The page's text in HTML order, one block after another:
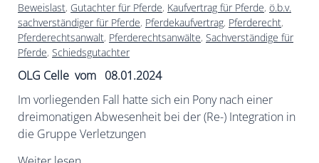
Beweislast, Gutachter für Pferde, Kaufvertrag für Pferde, ö.b.v.
sachverständiger für Pferde, Pferdekaufvertrag, Pferderecht,
Pferderechtsanwalt, Pferderechtsanwälte, Sachverständige für
Pferde, Schiedsgutachter
OLG Celle vom 08.01.2024
Im vorliegenden Fall hatte sich ein Pony nach einer
dreimonatigen Abwesenheit bei der (Re-) Integration in
die Gruppe Verletzungen